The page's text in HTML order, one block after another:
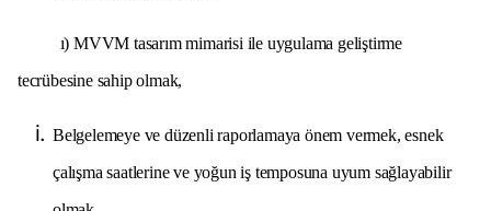
ı) MVVM tasarım mimarisi ile uygulama geliştirme
tecrübesine sahip olmak,
Belgelemeye ve düzenli raporlamaya önem vermek, esnek
çalışma saatlerine ve yoğun iş temposuna uyum sağlayabilir